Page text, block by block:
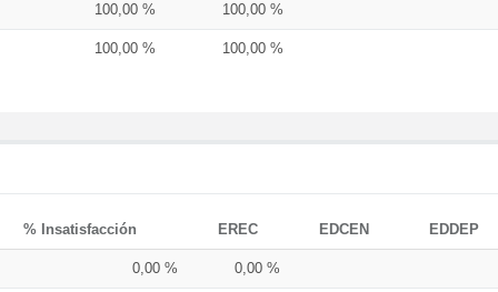
100,00 % 100,00 %
100,00 % 100,00 %
% Insatisfacción EREC EDCEN EDDEP
0,00 % 0,00 %